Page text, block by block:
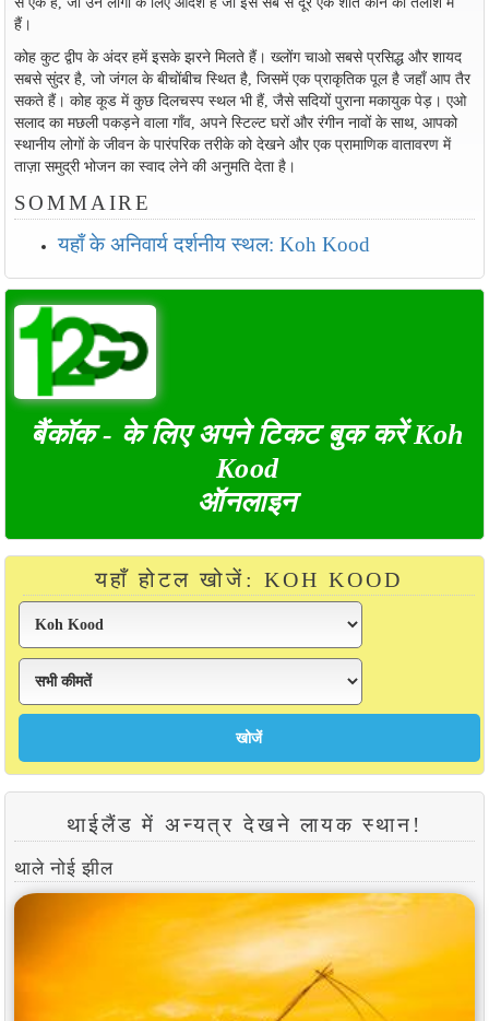
हैं।
कोह कुट द्वीप के अंदर हमें इसके झरने मिलते हैं। ख्लोंग चाओ सबसे प्रसिद्ध और शायद
सबसे सुंदर है, जो जंगल के बीचोंबीच स्थित है, जिसमें एक प्राकृतिक पूल है जहाँ आप तैर
सकते हैं। कोह कूड में कुछ दिलचस्प स्थल भी हैं, जैसे सदियों पुराना मकायुक पेड़। एओ
सलाद का मछली पकड़ने वाला गाँव, अपने स्टिल्ट घरों और रंगीन नावों के साथ, आपको
स्थानीय लोगों के जीवन के पारंपरिक तरीके को देखने और एक प्रामाणिक वातावरण में
ताज़ा समुद्री भोजन का स्वाद लेने की अनुमति देता है।
SOMMAIRE
यहाँ के अनिवार्य दर्शनीय स्थल: Koh Kood
बैंकॉक - के लिए अपने टिकट बुक करें Koh
Kood
ऑनलाइन
यहाँ होटल खोजें: KOH KOOD
थाईलैंड में अन्यत्र देखने लायक स्थान!
थाले नोई झील